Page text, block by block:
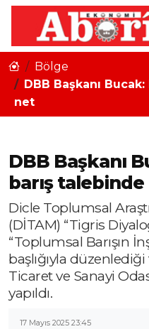
Bölge
DBB Başkanı
net
DBB Başkanı
barış
Dicle Toplumsal
(DİTAM) “Tigris
“Toplumsal Barışın
başlığıyla
Ticaret ve Sanayi
yapıldı.
17 Mayıs 2025 23:45